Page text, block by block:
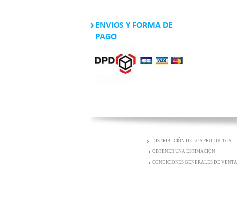
ENVIOS Y FORMA DE
PAGO
DISTRIBUCIÓN DE LOS PRODUCTOS
OBTENER UNA ESTIMACION
CONDICIONES GENERALES DE VENTA